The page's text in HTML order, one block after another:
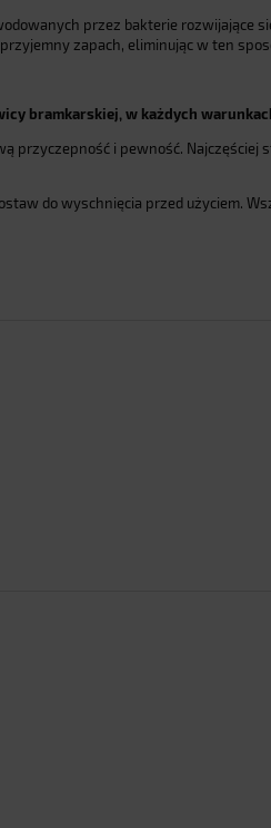
przez bakterie rozwijające
zapach, eliminując w ten
bramkarskiej, w każdych
przyczepność i pewność.
do wyschnięcia przed użyciem.